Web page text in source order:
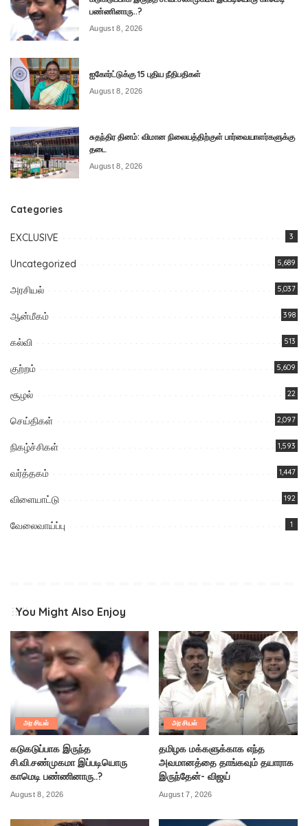
பண்ணினாரு..?
August 8, 2026
ஐகோர்ட்டுக்கு 15 புதிய நீதிபதிகள்
August 8, 2026
சுதந்திர தினம்: விமான நிலையத்திற்குள் பார்வையாளர்களுக்கு
தடை
August 8, 2026
Categories
EXCLUSIVE 3
Uncategorized 5,689
அரசியல் 5,037
ஆன்மீகம் 398
கல்வி 513
குற்றம் 5,609
சூழல் 22
செய்திகள் 2,097
நிகழ்ச்சிகள் 1,593
வர்த்தகம் 1,447
விளையாட்டு 192
வேலைவாய்ப்பு 1
You Might Also Enjoy
அரசியல்
கடுகடுப்பாக இருந்த
சி.வி.சண்முகமா இப்படியொரு
காமெடி பண்ணினாரு..?
August 8, 2026
அரசியல்
தமிழக மக்களுக்காக எந்த
அவமானத்தை தாங்கவும் தயாராக
இருந்தேன்- விஜய்
August 7, 2026